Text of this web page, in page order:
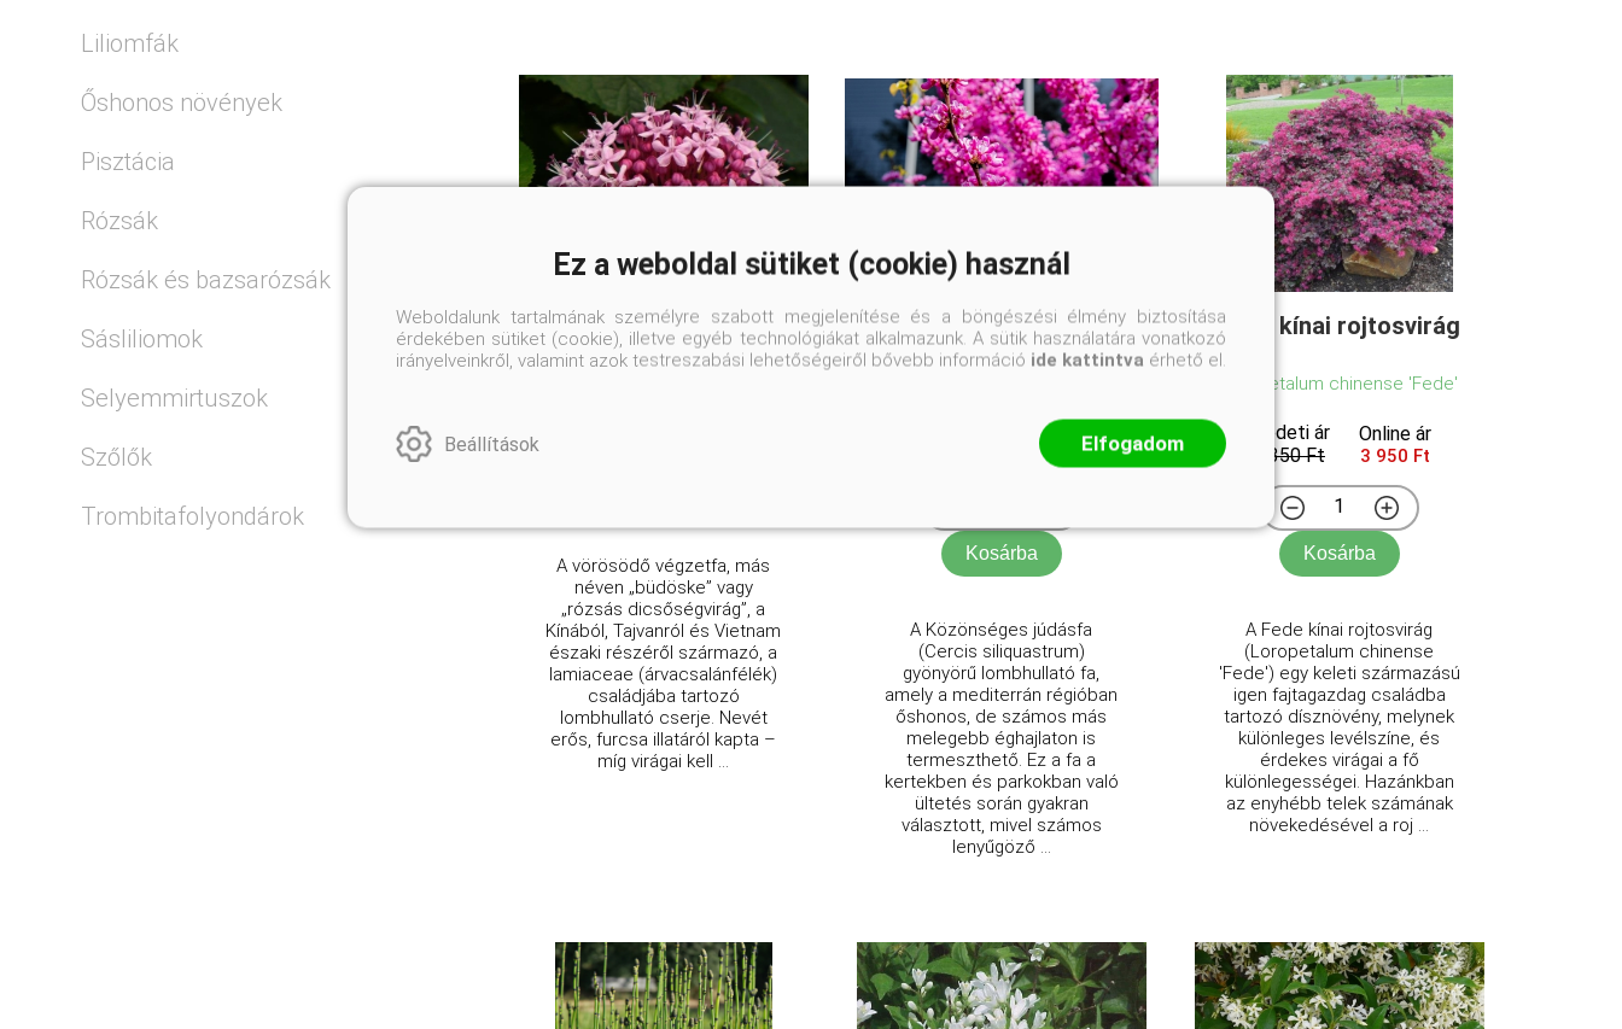
Liliomfák
Őshonos növények
Pisztácia
Rózsák
Rózsák és bazsarózsák
Sásliliomok
Selyemmirtuszok
Szőlők
Trombitafolyondárok
Vörösödő végzetfa
A vörösödő végzetfa, más
néven „büdöske” vagy
„rózsás dicsőségvirág”, a
Kínából, Tajvanról és Vietnam
északi részéről származó, a
lamiaceae (árvacsalánfélék)
családjába tartozó
lombhullató cserje. Nevét
erős, furcsa illatáról kapta –
míg virágai kell ...
Közönséges júdásfa
Online ár
3 950 Ft
Kosárba
A Közönséges júdásfa
(Cercis siliquastrum)
gyönyörű lombhullató fa,
amely a mediterrán régióban
őshonos, de számos más
melegebb éghajlaton is
termeszthető. Ez a fa a
kertekben és parkokban való
ültetés során gyakran
választott, mivel számos
lenyűgöző ...
Fede kínai rojtosvirág
Loropetalum chinense 'Fede'
Eredeti ár
4 350 Ft
Online ár
3 950 Ft
Kosárba
A Fede kínai rojtosvirág
(Loropetalum chinense
'Fede') egy keleti származású
igen fajtagazdag családba
tartozó dísznövény, melynek
különleges levélszíne, és
érdekes virágai a fő
különlegességei. Hazánkban
az enyhébb telek számának
növekedésével a roj ...
Ez a weboldal sütiket (cookie) használ
Weboldalunk tartalmának személyre szabott megjelenítése és a böngészési élmény biztosítása
érdekében sütiket (cookie), illetve egyéb technológiákat alkalmazunk. A sütik használatára vonatkozó
irányelveinkről, valamint azok testreszabási lehetőségeiről bővebb információ ide kattintva érhető el.
Beállítások Elfogadom